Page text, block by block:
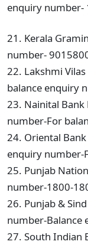
enquiry number-
21. Kerala
number-
22. Lakshmi
balance enquiry
23. Nainital Bank
number-For
24. Oriental
enquiry
25. Punjab
number-1800-
26. Punjab &
number-
27. South Indian